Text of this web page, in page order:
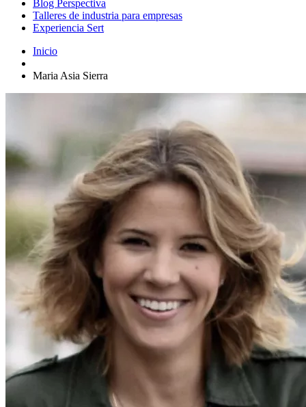
Blog Perspectiva
Talleres de industria para empresas
Experiencia Sert
Inicio
Maria Asia Sierra